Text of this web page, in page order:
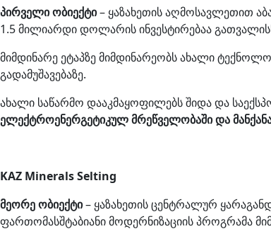
პირველი ობიექტი– ყაზახეთის აღმოსავლეთით
1.5 მილიარდი დოლარის ინვესტირებაა
მიმდინარე ეტაპზე მიმდინარეობს ახალი
გადამუშავებაზე.
ახალი საწარმო დააკმაყოფილებს შიდა და
ელექტროენერგეტიკულ მრეწველობაში და
KAZ Minerals Selting
მეორე ობიექტი– ყაზახეთის ცენტრალურ
ფართომასშტაბიანი მოდერნიზაციის პროგრამა